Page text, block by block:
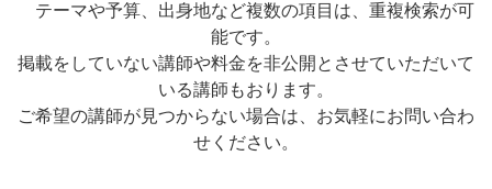
テーマや予算、出身地など複数の項目は、重複検索が可
能です。
掲載をしていない講師や料金を非公開とさせていただいて
いる講師もおります。
ご希望の講師が見つからない場合は、お気軽にお問い合わ
せください。